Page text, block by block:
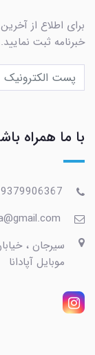
برای اطلاع از
خبرنامه ثبت نمایید.
با ما همراه
سیرجان ،
موبایل آپادانا